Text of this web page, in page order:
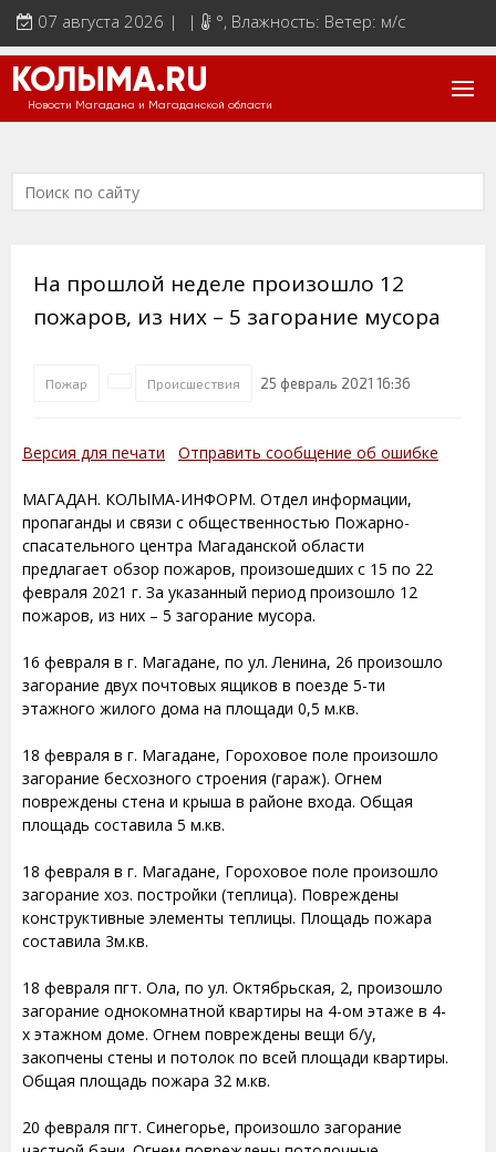
07 августа 2026 | | °, Влажность: Ветер: м/с
КОЛЫМА.RU
Новости Магадана и Магаданской области
На прошлой неделе произошло 12
пожаров, из них – 5 загорание мусора
Пожар Происшествия 25 февраль 2021 16:36
Версия для печати Отправить сообщение об ошибке
МАГАДАН. КОЛЫМА-ИНФОРМ. Отдел информации,
пропаганды и связи с общественностью Пожарно-
спасательного центра Магаданской области
предлагает обзор пожаров, произошедших с 15 по 22
февраля 2021 г. За указанный период произошло 12
пожаров, из них – 5 загорание мусора.
16 февраля в г. Магадане, по ул. Ленина, 26 произошло
загорание двух почтовых ящиков в поезде 5-ти
этажного жилого дома на площади 0,5 м.кв.
18 февраля в г. Магадане, Гороховое поле произошло
загорание бесхозного строения (гараж). Огнем
повреждены стена и крыша в районе входа. Общая
площадь составила 5 м.кв.
18 февраля в г. Магадане, Гороховое поле произошло
загорание хоз. постройки (теплица). Повреждены
конструктивные элементы теплицы. Площадь пожара
составила 3м.кв.
18 февраля пгт. Ола, по ул. Октябрьская, 2, произошло
загорание однокомнатной квартиры на 4-ом этаже в 4-
х этажном доме. Огнем повреждены вещи б/у,
закопчены стены и потолок по всей площади квартиры.
Общая площадь пожара 32 м.кв.
20 февраля пгт. Синегорье, произошло загорание